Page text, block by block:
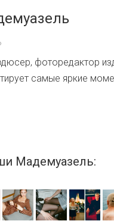
фоторедактор
самые яркие
Мадемуазель: